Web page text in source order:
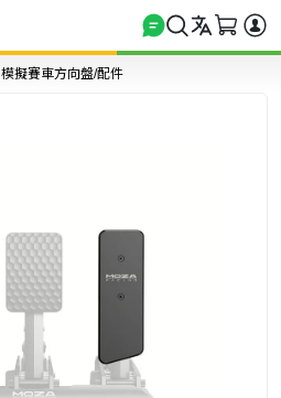
模擬賽車方向盤/配件